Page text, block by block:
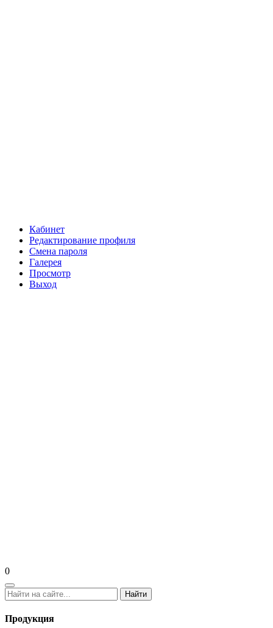
Кабинет
Редактирование профиля
Смена пароля
Галерея
Просмотр
Выход
0
Найти
Продукция